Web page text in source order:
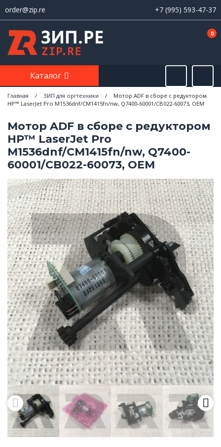
order@zip.re +7 (995) 593-47-37
0
Каталог
Главная / ЗИП для оргтехники /
Mотор ADF в сборе с редуктором
HP™ LaserJet Pro M1536dnf/CM1415fn/nw, Q7400-60001/CB022-60073, OEM
Mотор ADF в сборе с редуктором
HP™ LaserJet Pro
M1536dnf/CM1415fn/nw, Q7400-
60001/CB022-60073, OEM